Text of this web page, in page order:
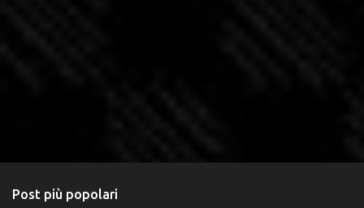
Post più popolari